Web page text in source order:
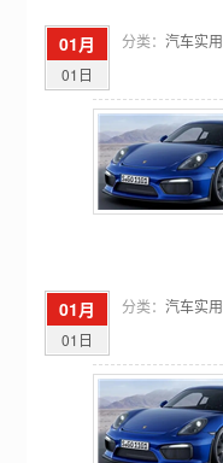
01月
01日
分类： 汽车实用
01月
01日
分类： 汽车实用